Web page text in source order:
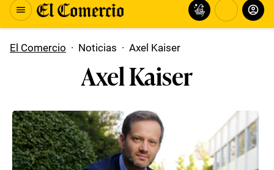
El Comercio · Noticias · Axel Kaiser
Axel Kaiser